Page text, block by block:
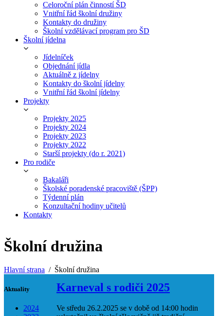
Celoroční plán činností ŠD
Vnitřní řád školní družiny
Kontakty do družiny
Školní vzdělávací program pro ŠD
Školní jídelna
Jídelníček
Objednání jídla
Aktuálně z jídelny
Kontakty do školní jídelny
Vnitřní řád školní jídelny
Projekty
Projekty 2025
Projekty 2024
Projekty 2023
Projekty 2022
Starší projekty (do r. 2021)
Pro rodiče
Bakaláři
Školské poradenské pracoviště (ŠPP)
Týdenní plán
Konzultační hodiny učitelů
Kontakty
Školní družina
Hlavní strana Školní družina
Karneval s rodiči 2025
Ve středu 26.2.2025 se v době od 14:00 hodin
Aktuality
2024